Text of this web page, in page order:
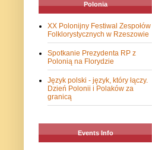
Polonia
XX Polonijny Festiwal Zespołów
Folklorystycznych w Rzeszowie
Spotkanie Prezydenta RP z
Polonią na Florydzie
Język polski - język, który łączy.
Dzień Polonii i Polaków za
granicą
Events Info